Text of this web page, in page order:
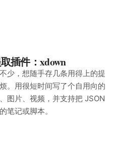
插件：xdown
少，想随手存几条用得上的提
。用很短时间写了个自用向的
图片、视频，并支持把 JSON
笔记或脚本。